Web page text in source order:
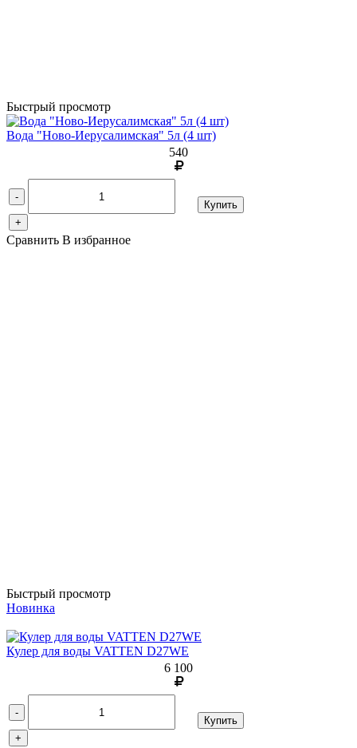
Быстрый просмотр
Вода "Ново-Иерусалимская" 5л (4 шт)
540
-
+
Купить
Сравнить В избранное
Быстрый просмотр
Новинка
Кулер для воды VATTEN D27WE
6 100
-
+
Купить